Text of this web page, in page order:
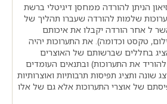
הניתן להורדה ממחסן דיגיטלי ברשת
שלמות להורדה שעברו תהליך של
ל אחר הורדה יקבלו את איכותם
טקסט וכדומה). את התערוכות יהיה
בחללים שברשותם של האוצרים
את התערוכות) ובתנאים העומדים
ותציג תפיסות תרבותיות ואוצרותיות
של אוצרי התערוכות אלא גם של אלו